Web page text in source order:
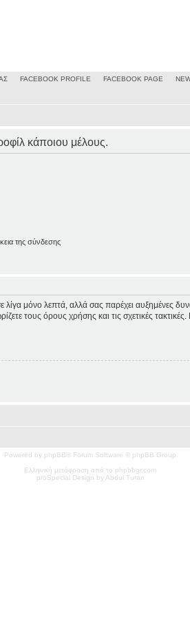
FACEBOOK PROFILE FACEBOOK PAGE
κάποιου μέλους.
της σύνδεσης
λίγα μόνο λεπτά, αλλά σας παρέχει αυξημένες
τους όρους χρήσης και τις σχετικές
Powered by phpBB® Forum Software © phpBB Group
Ελληνική μετάφραση από το phpbbgr.com
proSpecial Design by Abdul Turan